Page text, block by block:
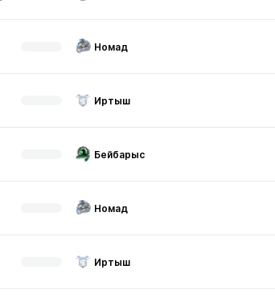
Номад
Иртыш
Бейбарыс
Номад
Иртыш